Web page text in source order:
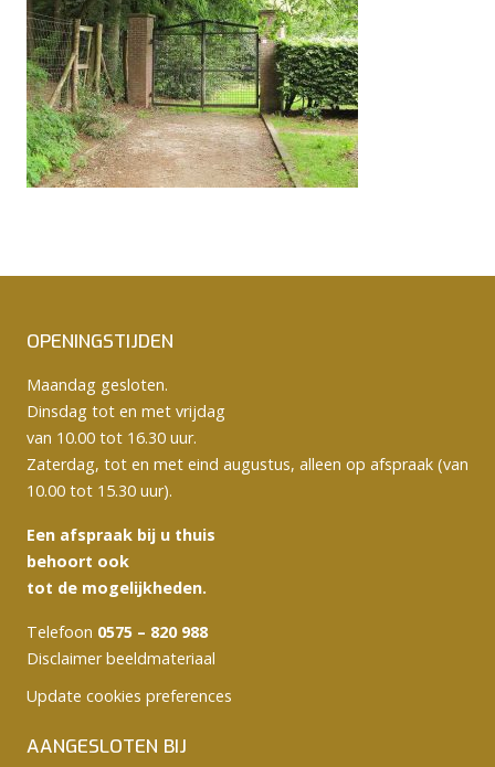
OPENINGSTIJDEN
Maandag gesloten.
Dinsdag tot en met vrijdag
van 10.00 tot 16.30 uur.
Zaterdag, tot en met eind augustus, alleen op afspraak (van
10.00 tot 15.30 uur).
Een afspraak bij u thuis
behoort ook
tot de mogelijkheden.
Telefoon 0575 – 820 988
Disclaimer beeldmateriaal
Update cookies preferences
AANGESLOTEN BIJ